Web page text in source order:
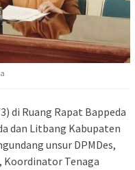
di Ruang Rapat Bappeda
dan Litbang Kabupaten
unsur DPMDes,
Koordinator Tenaga